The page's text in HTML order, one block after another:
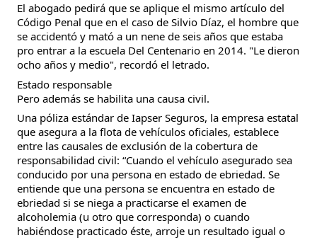
El abogado pedirá que se aplique el mismo artículo del
Código Penal que en el caso de Silvio Díaz, el hombre que
se accidentó y mató a un nene de seis años que estaba
pro entrar a la escuela Del Centenario en 2014. "Le dieron
ocho años y medio", recordó el letrado.
Estado responsable
Pero además se habilita una causa civil.
Una póliza estándar de Iapser Seguros, la empresa estatal
que asegura a la flota de vehículos oficiales, establece
entre las causales de exclusión de la cobertura de
responsabilidad civil: “Cuando el vehículo asegurado sea
conducido por una persona en estado de ebriedad. Se
entiende que una persona se encuentra en estado de
ebriedad si se niega a practicarse el examen de
alcoholemia (u otro que corresponda) o cuando
habiéndose practicado éste, arroje un resultado igual o